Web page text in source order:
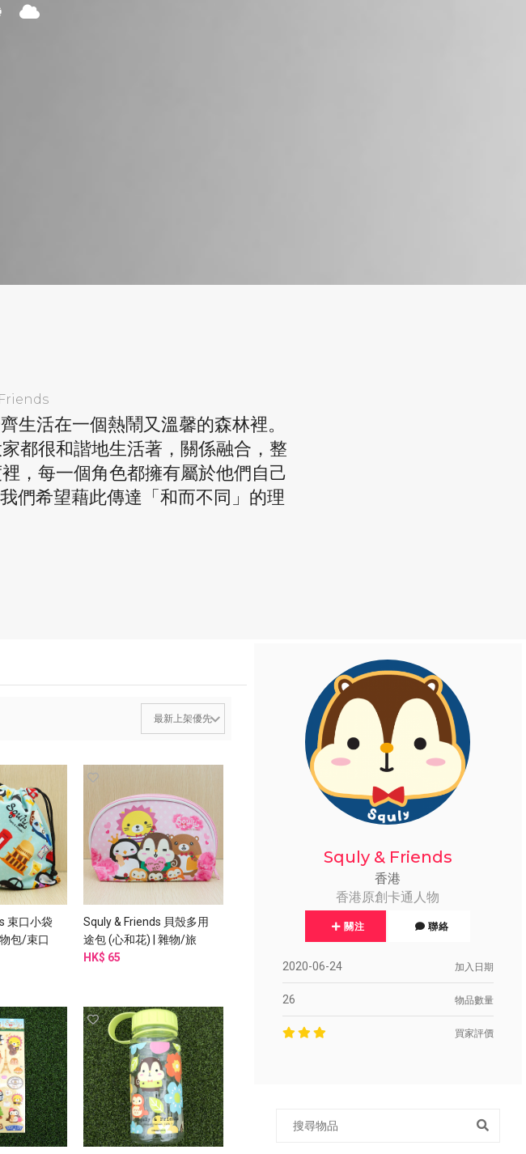
生活在一個熱鬧又溫馨的森林裡。
都很和諧地生活著，關係融合，整
，每一個角色都擁有屬於他們自己
們希望藉此傳達「和而不同」的理
束口小袋
包/束口
Squly & Friends 貝殼多用
途包 (心和花) | 雜物/旅
行/化妝 (I005SQB)
HK$ 65
Squly & Friends
香港
香港原創卡通人物
關注 聯絡
加入日期
2020-06-24
物品數量
26
買家評價